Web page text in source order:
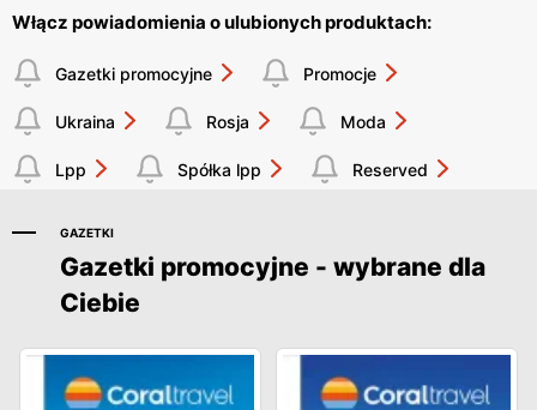
Włącz powiadomienia o ulubionych produktach:
Gazetki promocyjne Promocje
Ukraina Rosja Moda
Lpp Spółka lpp Reserved
GAZETKI
Gazetki promocyjne - wybrane dla
Ciebie